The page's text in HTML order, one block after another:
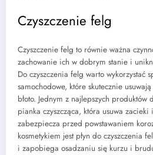
Czyszczenie felg
Czyszczenie felg to równie ważna
zachowanie ich w dobrym stanie i
Do czyszczenia felg warto wykorzystać
samochodowe, które skutecznie
błoto. Jednym z najlepszych produktów
pianka czyszcząca, która usuwa zacieki
zabezpiecza przed powstawaniem
kosmetykiem jest płyn do czyszczenia
i zapobiega osadzaniu się kurzu i